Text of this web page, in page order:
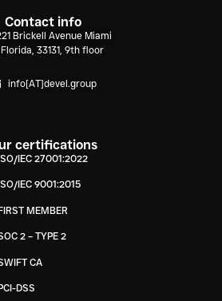
Contact info
Brickell Avenue Miami
Florida, 33131, 9th floor
info[AT]devel.group
certifications
IEC 27001:2022
IEC 9001:2015
MEMBER
2 – TYPE 2
CA
DSS